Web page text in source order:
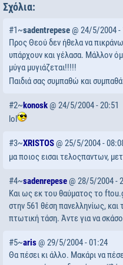
Σχόλια:
#1~sadentrepese@ 24/5/2004 -
Προς Θεού δεν ήθελα να
υπάρχουν και γέλασα. Μάλλον
μύγα μυγιάζεται!!!!!
Παιδιά σας συμπαθώ και
#2~konosk @ 24/5/2004 - 20:51
lol
#3~XRISTOS@ 25/5/2004 -
μα ποιος εισαι τελοςπαντων,
#4~sadenrepese @ 28/5/2004 -
Και ως εκ του θαύματος το
στην 561 θέση πανελληνίως,
πτωτική τάση. Άντε για να
#5~aris@ 29/5/2004 - 01:24
Θα πέσει κι άλλο. Μακάρι να